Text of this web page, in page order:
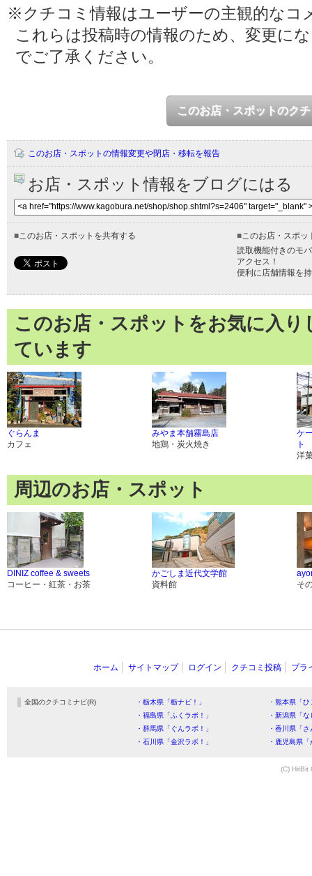
※クチコミ情報はユーザーの主観的なコ
これらは投稿時の情報のため、変更に
でご了承ください。
このお店・スポットのク
このお店・スポットの情報変更や閉店・移転を報告
お店・スポット情報をブログにはる
■ このお店・スポットを共有する ■ このお店・スポ
読取機能付きのモ
アクセス！
便利に店舗情報を
このお店・スポットをお気に入
ています
ぐらんま
カフェ
みやま本舗霧島店
地鶏・炭火焼き
ケ
ト
洋
周辺のお店・スポット
DINIZ coffee & sweets
コーヒー・紅茶・お茶
かごしま近代文学館
資料館
そ
ホーム サイトマップ ログイン クチコミ投稿 プラ
全国のクチコミナビ(R) ・栃木県「栃ナビ！」
・熊本県「
・福島県「ふくラボ！」
・新潟県「
・群馬県「ぐんラボ！」
・香川県「
・石川県「金沢ラボ！」
・鹿児島県
(C) HitBit